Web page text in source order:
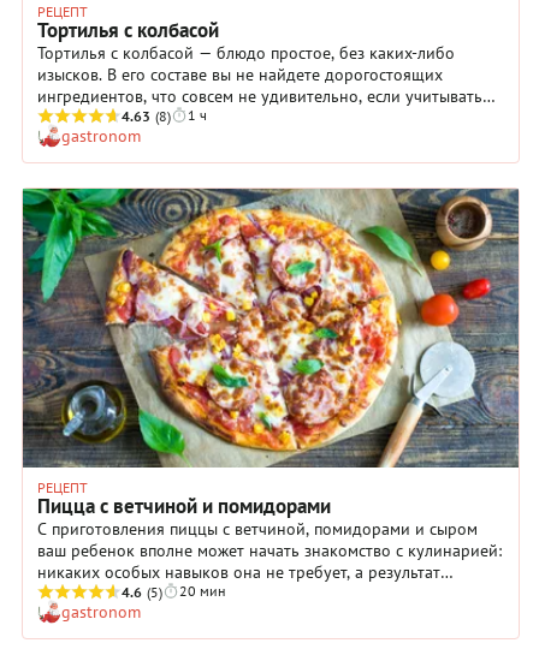
РЕЦЕПТ
Тортилья с колбасой
Тортилья с колбасой — блюдо простое, без каких-либо
изысков. В его составе вы не найдете дорогостоящих
ингредиентов, что совсем не удивительно, если учитывать
крестьянское происхождение этого испанского омлета. На
Пиренееях в тортилью добавляют различные овощи — в
зависимости от того, что имеется в наличии. Но картофель
был и остается непременной частью блюда: именно он
делает омлет таким сытным. Ну а тортилья с колбасой — это
уже не просто закуска или ланч, а полноценный ужин,
который можно подать с зеленым салатом, что улучшит
усвояемость блюда и обогатит его витаминами и
минералами.
4.63 (8) 1 ч
gastronom
РЕЦЕПТ
Пицца с ветчиной и помидорами
С приготовления пиццы с ветчиной, помидорами и сыром
ваш ребенок вполне может начать знакомство с кулинарией:
никаких особых навыков она не требует, а результат
понравится всем без исключения. Таким образом, у
поваренка будет повод гордиться собой, причем не без
основания! Сразу объясните маленькому непоседе, что
4.6 (5) 20 мин
gastronom